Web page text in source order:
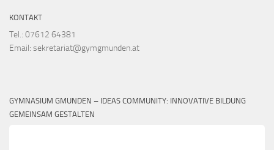
KONTAKT
Tel.: 07612 64381
Email: sekretariat@gymgmunden.at
GYMNASIUM GMUNDEN – IDEAS COMMUNITY: INNOVATIVE BILDUNG
GEMEINSAM GESTALTEN